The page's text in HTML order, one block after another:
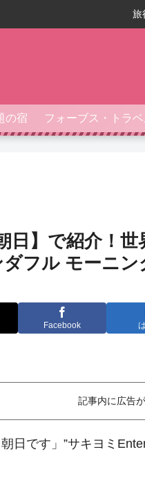
旅
の宿
日】で紹介！
フル モーニン
Facebook
記事内に広告
日です」”サキヨミ